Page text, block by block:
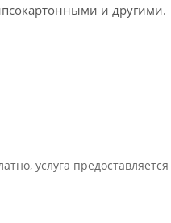
и другими.
услуга